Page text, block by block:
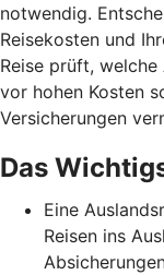
notwendig.
Reisekosten und
Reise prüft,
vor hohen Kosten
Versicherungen
Das
Eine
Reisen ins